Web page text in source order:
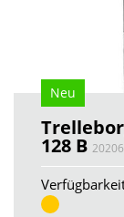
Neu
128 B 20206